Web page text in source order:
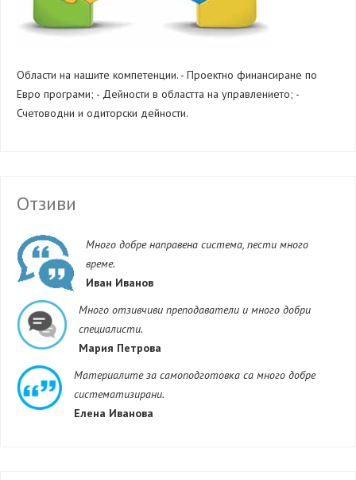
Области на нашите компетенции. - Проектно финансиране по
Евро програми; - Дейности в областта на управлението; -
Счетоводни и одиторски дейности.
Отзиви
Много добре направена система, пести много
време.
Иван Иванов
Много отзивчиви преподаватели и много добри
специалисти.
Мария Петрова
Материалите за самоподготовка са много добре
систематизирани.
Елена Иванова